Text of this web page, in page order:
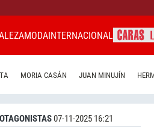
MODAINTERNACIONAL
MORIA CASÁN JUAN MINUJÍN
07-11-2025 16:21